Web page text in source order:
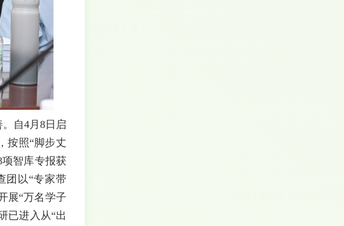
自4月8日启
按照“脚步丈
智库专报获
团以“专家带
展“万名学子
已进入从“出